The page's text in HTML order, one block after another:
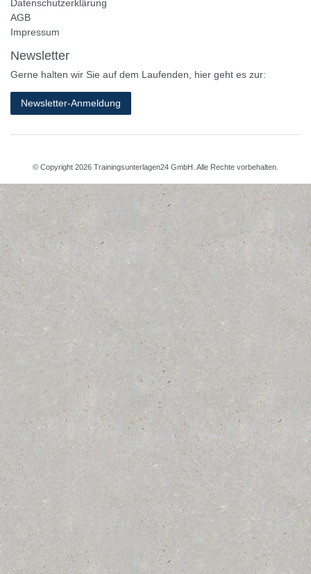
Datenschutzerklärung
AGB
Impressum
Newsletter
Gerne halten wir Sie auf dem Laufenden, hier geht es zur:
Newsletter-Anmeldung
© Copyright 2026 Trainingsunterlagen24 GmbH. Alle Rechte vorbehalten.